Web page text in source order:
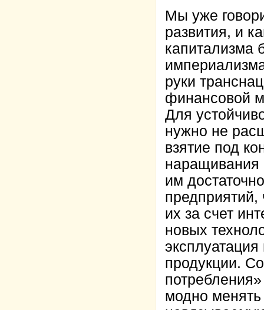
Мы уже
развития, и
руки
финансовой
Для
нужно не
взятие под
наращивания
им
их за счет
новых
продукции.
модно